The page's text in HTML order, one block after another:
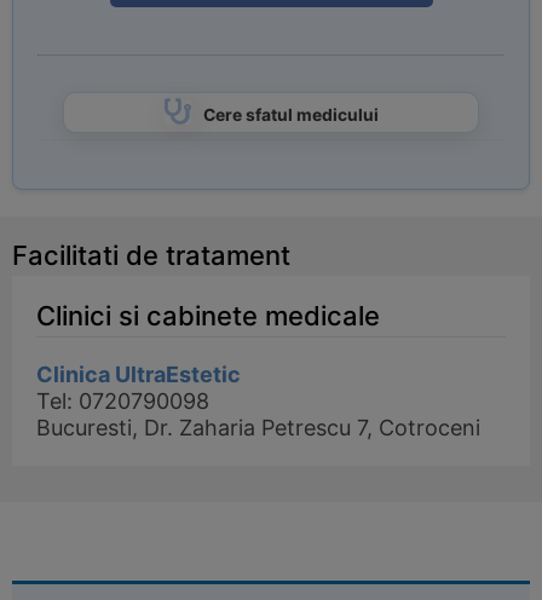
Cere sfatul medicului
Facilitati de tratament
Clinici si cabinete medicale
Clinica UltraEstetic
Tel: 0720790098
Bucuresti, Dr. Zaharia Petrescu 7, Cotroceni